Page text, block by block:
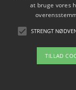
Vi fandt 89
tømrer eller
omegn
at bruge vores
STRENGT
TILLAD